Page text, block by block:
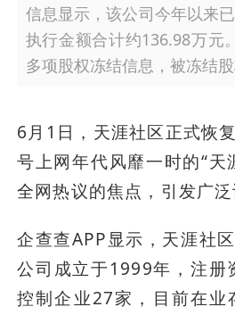
信息显示，该公司今年以来
执行金额合计约136.98万元
多项股权冻结信息，被冻结股
6月1日，天涯社区正式恢
号上网年代风靡一时的“天
全网热议的焦点，引发广泛
企查查APP显示，天涯社
公司成立于1999年，注册
控制企业27家，目前在业